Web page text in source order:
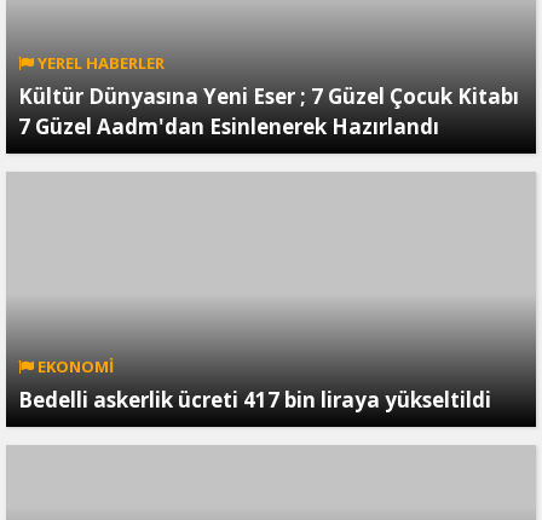
YEREL HABERLER
Kültür Dünyasına Yeni Eser ; 7 Güzel Çocuk Kitabı
7 Güzel Aadm'dan Esinlenerek Hazırlandı
EKONOMİ
Bedelli askerlik ücreti 417 bin liraya yükseltildi